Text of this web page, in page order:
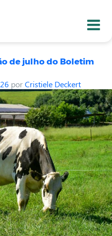
de julho do Boletim
porCristiele Deckert